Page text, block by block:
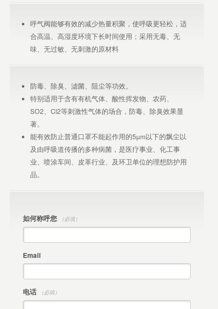
呼气阀能够有效的减少热量积聚，使呼吸更轻松，适
合高温、高湿度环境下长时间使用；采用无毒、无
味、无过敏、无刺激的原材料
防毒、除臭、滤菌、阻尘等功效。
特别适用于含有有机气体、酸性挥发物、农药、
SO2、Cl2等刺激性气体的场合，防毒、除臭效果显
著。
能有效防止普通口罩不能起作用的5µm以下的飘尘以
及由呼吸道传播的多种病菌，是医疗事业、化工事
业、喷涂车间、皮革行业、及环卫单位的理想防护用
品。
如何称呼您 （必填）
Email
电话 （必填）